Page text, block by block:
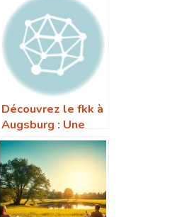
Découvrez le fkk à
Augsburg : Une
expérience
inoubliable